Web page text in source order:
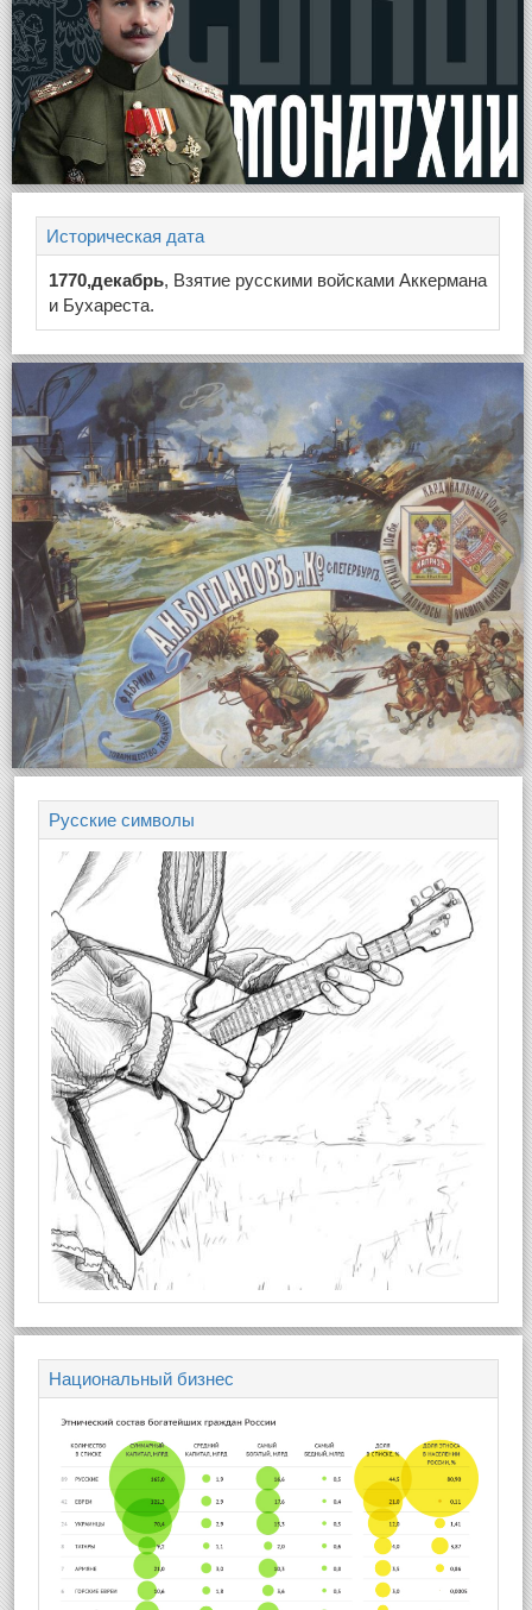
Историческая дата
1770,декабрь, Взятие русскими войсками Аккермана
и Бухареста.
Русские символы
Национальный бизнес